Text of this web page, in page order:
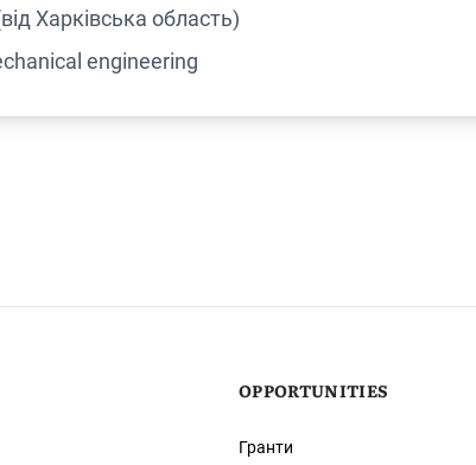
Харківська область)
engineering
OPPORTUNITIES
Гранти